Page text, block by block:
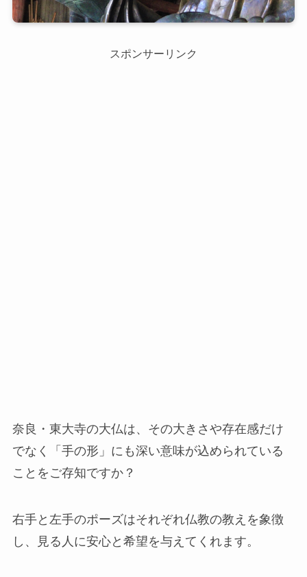
スポンサーリンク
奈良・東大寺の大仏は、その大きさや存在感だけ
でなく「手の形」にも深い意味が込められている
ことをご存知ですか？
右手と左手のポーズはそれぞれ仏教の教えを象徴
し、見る人に安心と希望を与えてくれます。